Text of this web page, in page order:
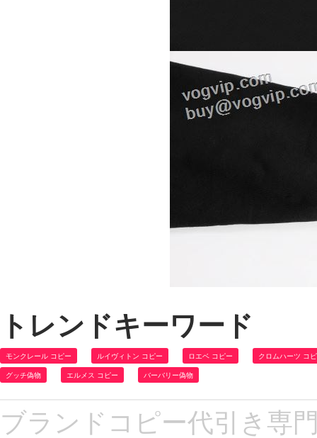
トレンドキーワード
モンクレール コピー ルイヴィトン コピー ロエベ コピー クロムハーツ コ
グッチ偽物 エルメス コピー バーバリー偽物
ブランドコピー代引き専